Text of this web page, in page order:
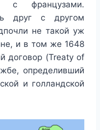
с французами.
друг с другом
не такой уж
и в том же 1648
договор (Treaty of
определивший
и голландской